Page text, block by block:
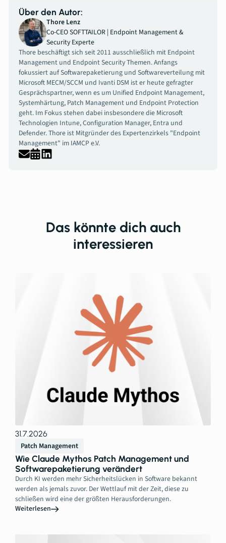
Über den Autor:
Thore Lenz
Co-CEO SOFTTAILOR | Endpoint Management &
Security Experte
Thore beschäftigt sich seit 2011 ausschließlich mit Endpoint
Management und Endpoint Security Themen. Anfangs
fokussiert auf Softwarepaketierung und Softwareverteilung mit
Microsoft MECM/SCCM und Ivanti DSM ist er heute gefragter
Gesprächspartner, wenn es um Unified Endpoint Management,
Systemhärtung, Patch Management und Endpoint Protection
geht. Im Fokus stehen dabei insbesondere die Microsoft
Technologien Intune, Configuration Manager, Entra und
Defender. Thore ist Mitgründer des Expertenzirkels "Endpoint
Management" im IAMCP e.V.
Das könnte dich auch
interessieren
31.7.2026
Patch Management
Wie Claude Mythos Patch Management und
Softwarepaketierung verändert
Durch KI werden mehr Sicherheitslücken in Software bekannt
werden als jemals zuvor. Der Wettlauf mit der Zeit, diese zu
schließen wird eine der größten Herausforderungen.
Weiterlesen